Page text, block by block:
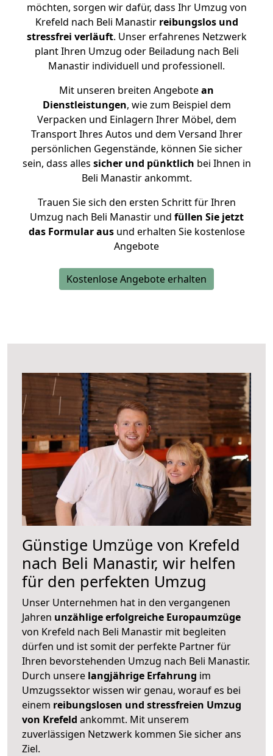
möchten, sorgen wir dafür, dass Ihr Umzug von
Krefeld nach Beli Manastir reibungslos und
stressfrei verläuft. Unser erfahrenes Netzwerk
plant Ihren Umzug oder Beiladung nach Beli
Manastir individuell und professionell.
Mit unseren breiten Angebotean
Dienstleistungen, wie zum Beispiel dem
Verpacken und Einlagern Ihrer Möbel, dem
Transport Ihres Autos und dem Versand Ihrer
persönlichen Gegenstände, können Sie sicher
sein, dass alles sicher und pünktlich bei Ihnen in
Beli Manastir ankommt.
Trauen Sie sich den ersten Schritt für Ihren
Umzug nach Beli Manastir und füllen Sie jetzt
das Formular ausund erhalten Sie kostenlose
Angebote
Kostenlose Angebote erhalten
Günstige Umzüge von Krefeld
nach Beli Manastir, wir helfen
für den perfekten Umzug
Unser Unternehmen hat in den vergangenen
Jahren unzählige erfolgreiche Europaumzüge
von Krefeld nach Beli Manastir mit begleiten
dürfen und ist somit der perfekte Partner für
Ihren bevorstehenden Umzug nach Beli Manastir.
Durch unsere langjährige Erfahrung im
Umzugssektor wissen wir genau, worauf es bei
einem reibungslosen und stressfreien Umzug
von Krefeld ankommt. Mit unserem
zuverlässigen Netzwerk kommen Sie sicher ans
Ziel.